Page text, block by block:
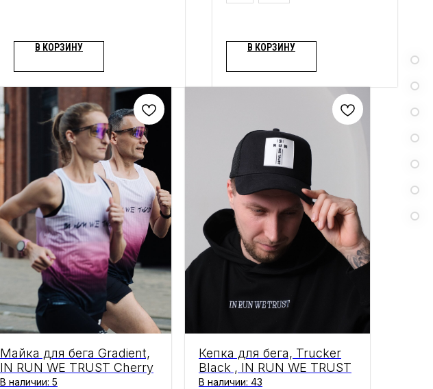
В КОРЗИНУ В КОРЗИНУ
Майка для бега Gradient,
IN RUN WE TRUST Cherry
В наличии: 5
Кепка для бега, Truсker
Black , IN RUN WE TRUST
В наличии: 43